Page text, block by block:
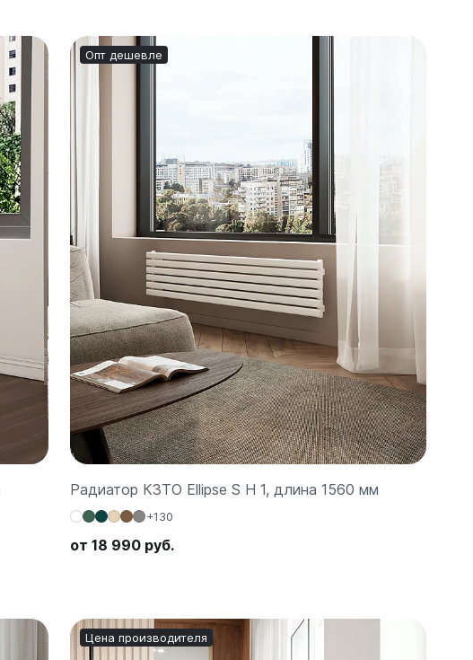
Опт дешевле
Радиатор КЗТО Ellipse S H 1, длина 1560 мм
+130
от 18 990 руб.
Цена производителя